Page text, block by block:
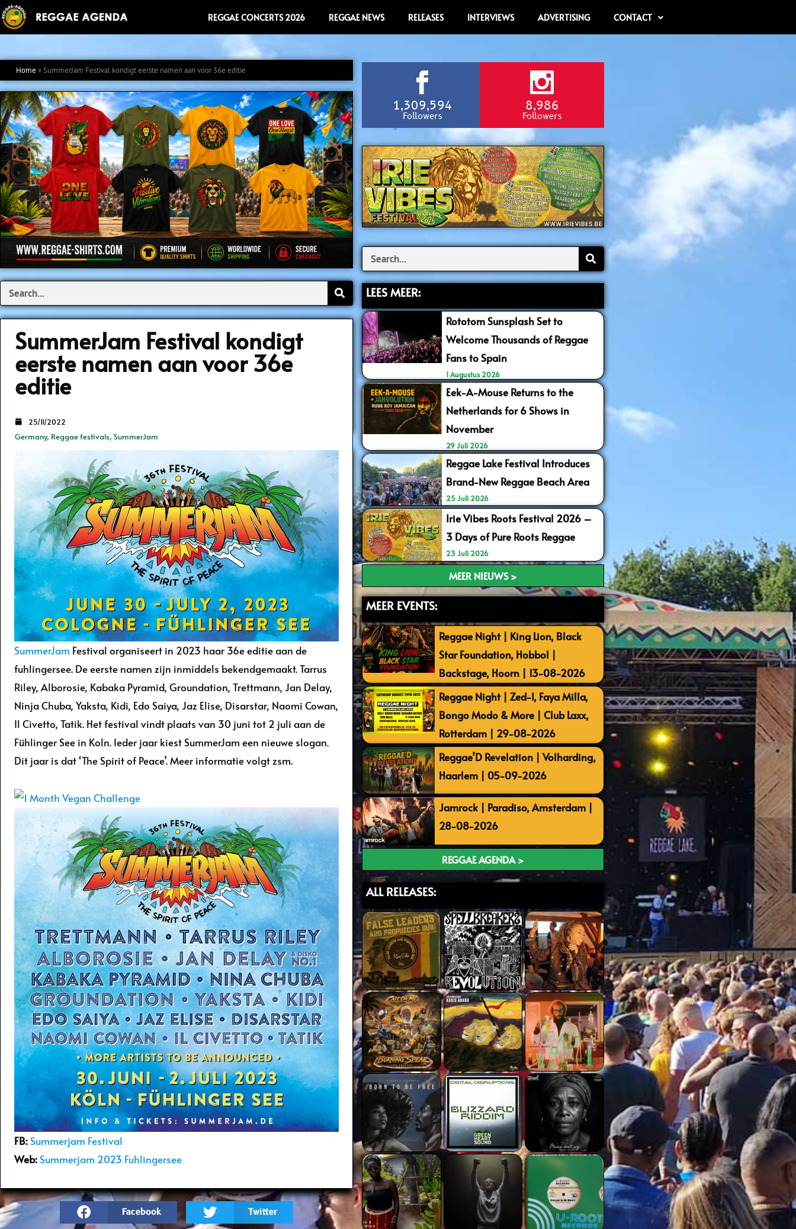
Ga
naar
inhoud
REGGAE CONCERTS 2026 REGGAE NEWS RELEASES INTERVIEWS ADVERTISING CONTACT
Home »SummerJam Festival kondigt eerste namen aan voor 36e editie
Search
SummerJam Festival kondigt
eerste namen aan voor 36e
editie
Germany, Reggae festivals, SummerJam
25/11/2022
SummerJam Festival organiseert in 2023 haar 36e editie aan de
fuhlingersee. De eerste namen zijn inmiddels bekendgemaakt. Tarrus
Riley, Alborosie, Kabaka Pyramid, Groundation, Trettmann, Jan Delay,
Ninja Chuba, Yaksta, Kidi, Edo Saiya, Jaz Elise, Disarstar, Naomi Cowan,
Il Civetto, Tatik. Het festival vindt plaats van 30 juni tot 2 juli aan de
Fühlinger See in Koln. Ieder jaar kiest SummerJam een nieuwe slogan.
Dit jaar is dat ‘The Spirit of Peace’. Meer informatie volgt zsm.
FB: Summerjam Festival
Web: Summerjam 2023 Fuhlingersee
Facebook Twitter
1,309,594
Followers
8,986
Followers
Search
LEES MEER:
Rototom Sunsplash Set to
Welcome Thousands of Reggae
Fans to Spain
1 Augustus 2026
Eek-A-Mouse Returns to the
Netherlands for 6 Shows in
November
29 Juli 2026
Reggae Lake Festival Introduces
Brand-New Reggae Beach Area
25 Juli 2026
Irie Vibes Roots Festival 2026 –
3 Days of Pure Roots Reggae
23 Juli 2026
MEER NIEUWS >
MEER EVENTS:
Reggae Night | King Lion, Black
Star Foundation, Hobbol |
Backstage, Hoorn | 13-08-2026
Reggae Night | Zed-I, Faya Milla,
Bongo Modo & More | Club Laxx,
Rotterdam | 29-08-2026
Reggae’D Revelation | Volharding,
Haarlem | 05-09-2026
Jamrock | Paradiso, Amsterdam |
28-08-2026
REGGAE AGENDA >
ALL RELEASES: